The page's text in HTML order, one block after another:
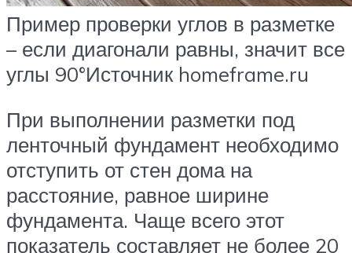
Пример проверки углов в разметке
– если диагонали равны, значит все
углы 90°Источник homeframe.ru
При выполнении разметки под
ленточный фундамент необходимо
отступить от стен дома на
расстояние, равное ширине
фундамента. Чаще всего этот
показатель составляет не более 20